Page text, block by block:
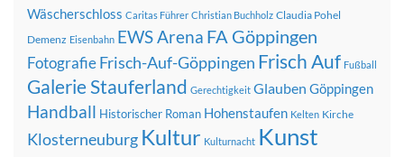
Wäscherschloss Caritas Führer Christian Buchholz Claudia Pohel
Demenz Eisenbahn EWS Arena FA Göppingen
FotografieFrisch-Auf-Göppingen Frisch Auf Fußball
Galerie Stauferland Gerechtigkeit Glauben Göppingen
Handball Historischer Roman Hohenstaufen Kelten Kirche
Klosterneuburg Kultur Kulturnacht Kunst